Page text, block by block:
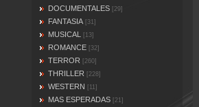
DOCUMENTALES [29]
FANTASIA [31]
MUSICAL [13]
ROMANCE [32]
TERROR [260]
THRILLER [228]
WESTERN [11]
MAS ESPERADAS [21]